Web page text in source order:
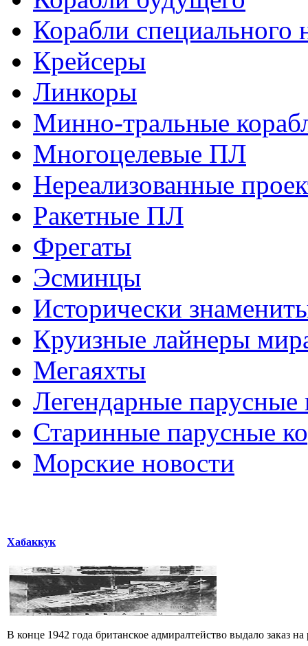
Корабли специального
Крейсеры
Линкоры
Минно-тральные
Многоцелевые ПЛ
Нереализованные
Ракетные ПЛ
Фрегаты
Эсминцы
Исторически
Круизные лайнеры
Мегаяхты
Легендарные парусные
Старинные парусные
Морские новости
Хабаккук
В конце 1942 года британское адмиралтейство выдало заказ на